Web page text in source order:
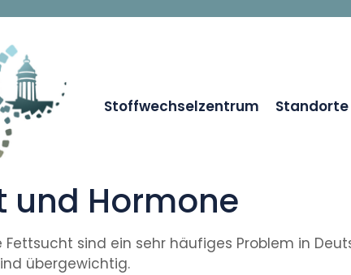
Stoffwechselzentrum Standorte
und Hormone
sind ein sehr häufiges Problem in
übergewichtig.